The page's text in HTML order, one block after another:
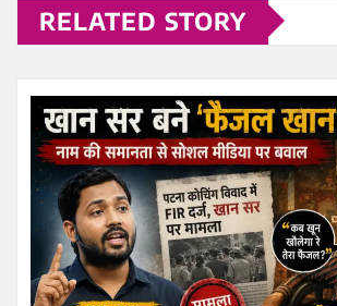
RELATED STORY